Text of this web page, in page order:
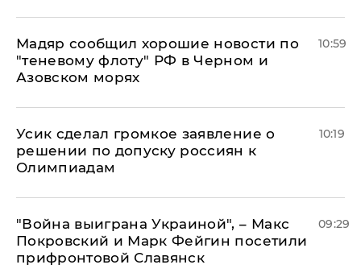
Мадяр сообщил хорошие новости по
"теневому флоту" РФ в Черном и
Азовском морях
10:59
Усик сделал громкое заявление о
решении по допуску россиян к
Олимпиадам
10:19
"Война выиграна Украиной", – Макс
Покровский и Марк Фейгин посетили
прифронтовой Славянск
09:29